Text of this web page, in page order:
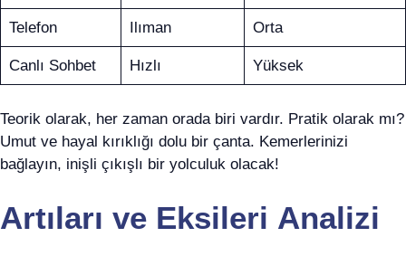
Telefon Ilıman Orta
Canlı Sohbet Hızlı Yüksek
Teorik olarak, her zaman orada biri vardır. Pratik olarak mı?
Umut ve hayal kırıklığı dolu bir çanta. Kemerlerinizi
bağlayın, inişli çıkışlı bir yolculuk olacak!
Artıları ve Eksileri Analizi